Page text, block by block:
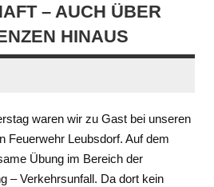
– AUCH ÜBER
HINAUS
waren wir zu Gast bei unseren
Feuerwehr Leubsdorf. Auf dem
Übung im Bereich der
– Verkehrsunfall. Da dort kein